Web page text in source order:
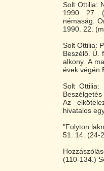
Solt Ottilia:
1990. 27.
némaság.
1990. 22.
Solt Ottilia:
Beszélő. Ú.
alkony. A
évek végén
Solt Ottilia:
Az
hivatalos
"Folyton
51. 14. (24-
(110-134.)